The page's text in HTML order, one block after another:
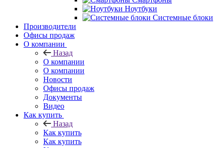
Ноутбуки
Системные блоки
Производители
Офисы продаж
О компании
Назад
О компании
О компании
Новости
Офисы продаж
Документы
Видео
Как купить
Назад
Как купить
Как купить